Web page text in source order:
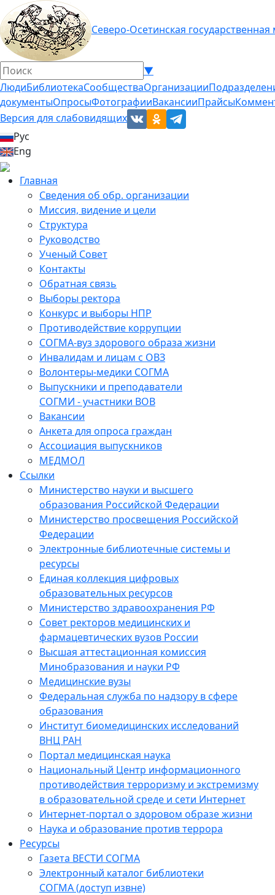
Северо-Осетинская
▼
ЛюдиБиблиотекаСообществаОрганизации
документыОпросыФотографииВакансииПрайсы
Версия для слабовидящих
Рус
Eng
Главная
Сведения об обр. организации
Миссия, видение и цели
Структура
Руководство
Ученый Совет
Контакты
Обратная связь
Выборы ректора
Конкурс и выборы НПР
Противодействие коррупции
СОГМА-вуз здорового образа жизни
Инвалидам и лицам с ОВЗ
Волонтеры-медики СОГМА
Выпускники и преподаватели
СОГМИ - участники ВОВ
Вакансии
Анкета для опроса граждан
Ассоциация выпускников
МЕДМОЛ
Ссылки
Министерство науки и высшего
образования Российской Федерации
Министерство просвещения Российской
Федерации
Электронные библиотечные системы и
ресурсы
Единая коллекция цифровых
образовательных ресурсов
Министерство здравоохранения РФ
Совет ректоров медицинских и
фармацевтических вузов России
Высшая аттестационная комиссия
Минобразования и науки РФ
Медицинские вузы
Федеральная служба по надзору в сфере
образования
Институт биомедицинских исследований
ВНЦ РАН
Портал медицинская наука
Национальный Центр информационного
противодействия терроризму и экстремизму
в образовательной среде и сети Интернет
Интернет-портал о здоровом образе жизни
Наука и образование против террора
Ресурсы
Газета ВЕСТИ СОГМА
Электронный каталог библиотеки
СОГМА (доступ извне)